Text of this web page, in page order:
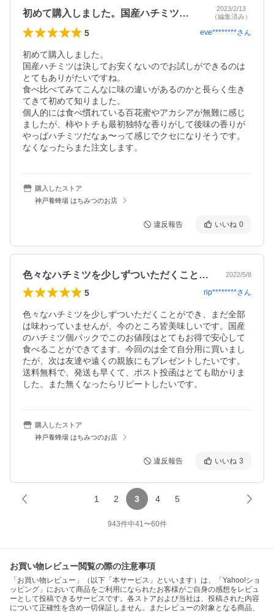
初めて購入しました。国産ハチミツは決し…
2023/2/13
（編集済み）
5 eve********さん
初めて購入しました。
国産ハチミツは決してお安くないのでお試しができるのは
とてもありがたいですね。
食べ比べてみてこんなに味の違いがあるのかと長らく生き
てきて初めて知りました。
個人的には食べ慣れている百花蜜やアカシアが無難に感じ
ましたが、柿やトチも最初独特な香りがして後味の香りが
やっぱハチミツだなぁ〜って感じでクセになりそうです。
なくなったらまた注文します。
購入したストア
神戸養蜂場 はちみつのお店
違反報告 いいね 0
色々なハチミツを少しずついただくことが… 2022/5/8
5 rip********さん
色々なハチミツを少しずついただくことができ、まだ全部
は味わっていませんが、今のところ皆美味しいです。国産
のハチミツ個パックでこのお値段はとてもお得で安心して
食べることができてます。今回のは全て自分用に買いまし
たが、次は友達や遠くの親族にもプレゼントしたいです。
送料無料で、発送も早くて、ポスト投函はとても助かりま
した。また無くなったらリピートしたいです。
購入したストア
神戸養蜂場 はちみつのお店
違反報告 いいね 3
1 2 3 4 5
943件中41〜60件
お買い物レビュー閲覧の際の注意事項
「お買い物レビュー」（以下「本サービス」といいます）は、「Yahoo!ショ
ッピング」において商品をご利用になられたお客様がご自身の感想をレビュ
ーとして投稿できるサービスです。各ストアおよび当社は、投稿された内容
について正確性を含め一切保証しません。またレビューの対象となる商品、